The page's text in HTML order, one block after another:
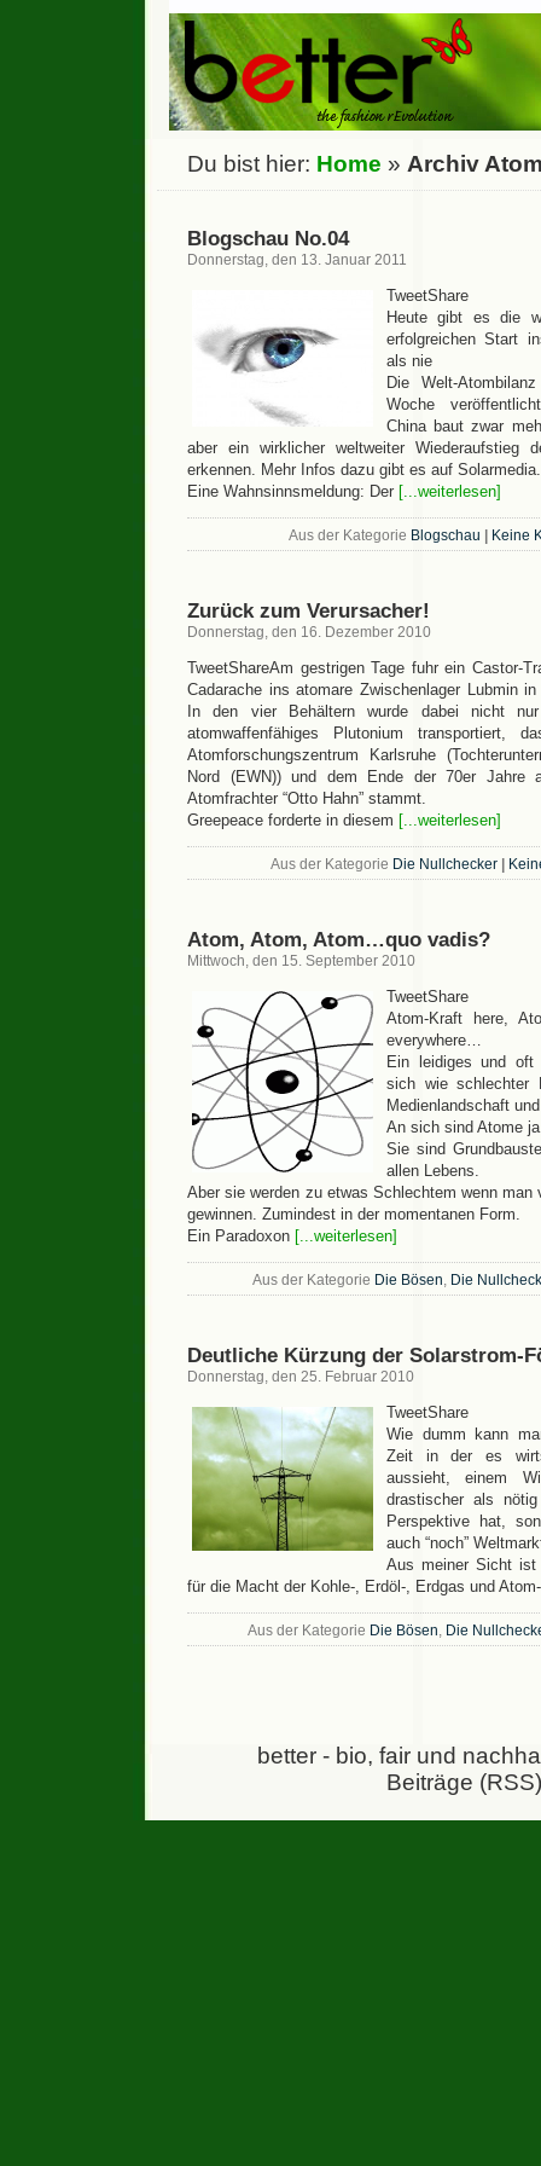
Du bist hier: Home » Archiv
Blogschau No.04
Donnerstag, den 13. Januar 2011
TweetShare
Heute gibt es die
erfolgreichen Start
als nie
Die Welt-
Woche
China baut zwar
aber ein wirklicher weltweiter Wiederaufstieg
erkennen. Mehr Infos dazu gibt es auf Solarmedia.
Eine Wahnsinnsmeldung: Der [...weiterlesen]
Aus der Kategorie Blogschau Keine
Zurück zum Verursacher!
Donnerstag, den 16. Dezember 2010
TweetShareAm gestrigen Tage fuhr ein Castor-
Cadarache ins atomare Zwischenlager Lubmin in
In den vier Behältern wurde dabei nicht
atomwaffenfähiges Plutonium transportiert,
Atomforschungszentrum Karlsruhe
Nord (EWN)) und dem Ende der 70er Jahre
Atomfrachter “Otto Hahn” stammt.
Greepeace forderte in diesem [...weiterlesen]
Aus der Kategorie Die Nullchecker
Atom, Atom, Atom…quo vadis?
Mittwoch, den 15. September 2010
TweetShare
Atom-Kraft here,
everywhere…
Ein leidiges und oft
sich wie schlechter
Medienlandschaft
An sich sind Atome
Sie sind
allen Lebens.
Aber sie werden zu etwas Schlechtem wenn man
gewinnen. Zumindest in der momentanen Form.
Ein Paradoxon [...weiterlesen]
Aus der Kategorie Die Bösen, Die
Deutliche Kürzung der Solarstrom-
Donnerstag, den 25. Februar 2010
TweetShare
Wie dumm kann
Zeit in der es
aussieht, einem
drastischer als
Perspektive hat,
auch “noch”
Aus meiner Sicht ist
für die Macht der Kohle-, Erdöl-, Erdgas und
Aus der Kategorie Die Bösen, Die
better - bio, fair und
Beiträge (RSS)